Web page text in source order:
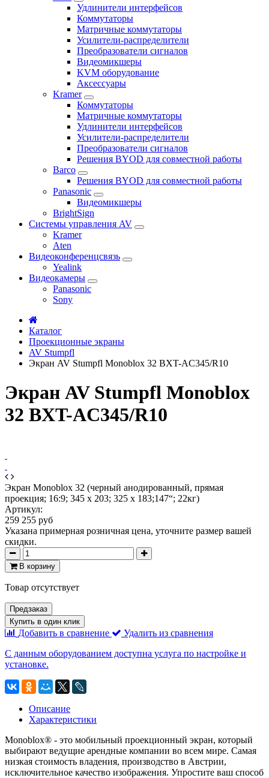
Удлинители интерфейсов
Коммутаторы
Матричные коммутаторы
Усилители-распределители
Преобразователи сигналов
Видеомикшеры
KVM оборудование
Аксессуары
Kramer
Коммутаторы
Матричные коммутаторы
Удлинители интерфейсов
Усилители-распределители
Преобразователи сигналов
Решения BYOD для совместной работы
Barco
Решения BYOD для совместной работы
Panasonic
Видеомикшеры
BrightSign
Системы управления AV
Kramer
Aten
Видеоконференцсвязь
Yealink
Видеокамеры
Panasonic
Sony
Каталог
Проекционные экраны
AV Stumpfl
Экран AV Stumpfl Monoblox 32 BXT-AC345/R10
Экран AV Stumpfl Monoblox
32 BXT-AC345/R10
Экран Monoblox 32 (черный анодированный, прямая
проекция; 16:9; 345 x 203; 325 x 183;147“; 22кг)
Артикул:
259 255 руб
Указана примерная розничная цена, уточните размер вашей
скидки.
В корзину
Товар отсутствует
Предзаказ
Купить в один клик
Добавить в сравнение
Удалить из сравнения
С данным оборудованием доступна услуга по настройке и
установке.
Описание
Характеристики
Monoblox® - это мобильный проекционный экран, который
выбирают ведущие арендные компании во всем мире. Самая
низкая стоимость владения, производство в Австрии,
исключительное качество изображения. Упростите ваш способ